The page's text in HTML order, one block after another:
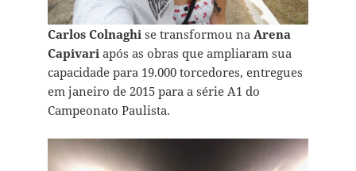
Carlos Colnaghise transformou na Arena
Capivariapós as obras que ampliaram sua
capacidade para 19.000 torcedores, entregues
em janeiro de 2015 para a série A1 do
Campeonato Paulista.